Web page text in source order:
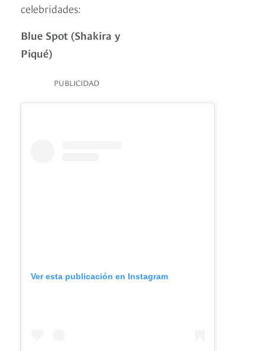
celebridades:
Blue Spot (Shakira y
Piqué)
PUBLICIDAD
Ver esta publicación en Instagram